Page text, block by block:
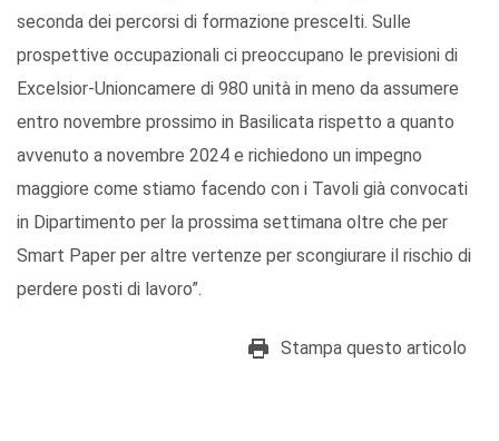
seconda dei percorsi di formazione prescelti. Sulle
prospettive occupazionali ci preoccupano le previsioni di
Excelsior-Unioncamere di 980 unità in meno da assumere
entro novembre prossimo in Basilicata rispetto a quanto
avvenuto a novembre 2024 e richiedono un impegno
maggiore come stiamo facendo con i Tavoli già convocati
in Dipartimento per la prossima settimana oltre che per
Smart Paper per altre vertenze per scongiurare il rischio di
perdere posti di lavoro”.
Stampa questo articolo